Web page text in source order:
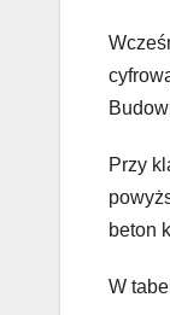
Przy
beton
W